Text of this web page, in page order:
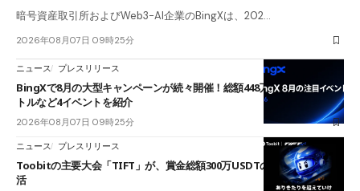
暗号資産取引所およびWeb3-AI企業のBingXは、202…
2026年08月07日 09時25分
ニュース プレスリリース
BingXで8月の大型キャンペーンが続々開催！総額448万USDT超のAIバ
トルなど4イベントを紹介
2026年08月07日 09時25分
ニュース プレスリリース
Toobitの主要大会「TIFT」が、賞金総額300万USDTのレースとして復
活